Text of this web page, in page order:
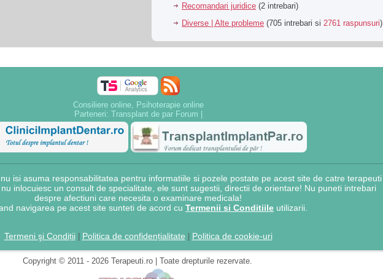
Recomandari juridice (2 intrebari)
Diverse | Alte probleme (705 intrebari si 2761 raspunsuri)
Consiliere online, Psihoterapie online
Parteneri: Transplant de par Forum
isi asuma responsabilitatea pentru informatiile si pozele postate pe acest site de catre terapeuti
inlocuiesc un consult de specialitate, ele sunt sugestii, directii de orientare! Nu puneti intrebari
despre afectiuni care necesita o examinare medicala!
navigarea pe acest site sunteti de acord cu Termenii si Conditiile utilizarii.
Termeni şi Condiții| Politica de confidențialitate Politica de cookie-uri
Copyright © 2011 - 2026 Terapeuti.ro | Toate drepturile rezervate.